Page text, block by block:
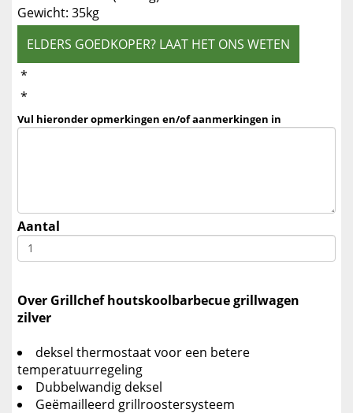
Gewicht: 35kg
ELDERS GOEDKOPER? LAAT HET ONS WETEN
*
*
Vul hieronder opmerkingen en/of aanmerkingen in
Aantal
Over Grillchef houtskoolbarbecue grillwagen
zilver
deksel thermostaat voor een betere
temperatuurregeling
Dubbelwandig deksel
Geëmailleerd grillroostersysteem